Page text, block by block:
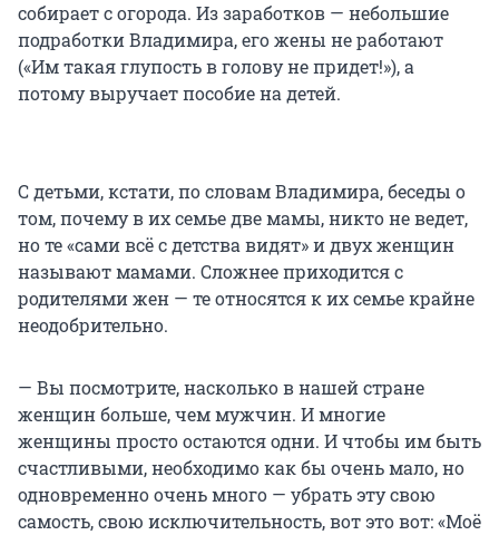
собирает с огорода. Из заработков — небольшие
подработки Владимира, его жены не работают
(«Им такая глупость в голову не придет!»), а
потому выручает пособие на детей.
С детьми, кстати, по словам Владимира, беседы о
том, почему в их семье две мамы, никто не ведет,
но те «сами всё с детства видят» и двух женщин
называют мамами. Сложнее приходится с
родителями жен — те относятся к их семье крайне
неодобрительно.
— Вы посмотрите, насколько в нашей стране
женщин больше, чем мужчин. И многие
женщины просто остаются одни. И чтобы им быть
счастливыми, необходимо как бы очень мало, но
одновременно очень много — убрать эту свою
самость, свою исключительность, вот это вот: «Моё